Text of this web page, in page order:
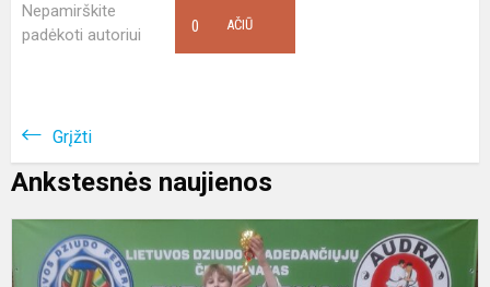
Nepamirškite
padėkoti autoriui
AČIŪ
0
Grįžti
Ankstesnės naujienos